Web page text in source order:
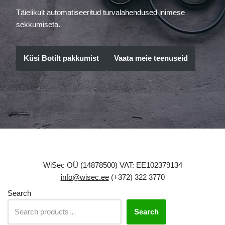
Täielikult automatiseeritud turvalahendused inimese
sekkumiseta.
Küsi Botilt pakkumist Vaata meie teenuseid
WiSec OÜ (14878500) VAT: EE102379134
info@wisec.ee(+372) 322 3770
Search
Search